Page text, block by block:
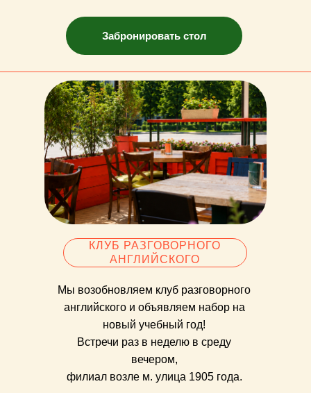
Забронировать стол
КЛУБ РАЗГОВОРНОГО
АНГЛИЙСКОГО
Мы возобновляем клуб разговорного
английского и объявляем набор на
новый учебный год!
Встречи раз в неделю в среду
вечером,
филиал возле м. улица 1905 года.